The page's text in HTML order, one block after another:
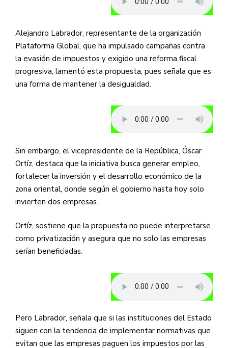
Alejandro Labrador, representante de la organización
Plataforma Global, que ha impulsado campañas contra
la evasión de impuestos y exigido una reforma fiscal
progresiva, lamentó esta propuesta, pues señala que es
una forma de mantener la desigualdad.
Sin embargo, el vicepresidente de la República, Óscar
Ortíz, destaca que la iniciativa busca generar empleo,
fortalecer la inversión y el desarrollo económico de la
zona oriental, donde según el gobierno hasta hoy solo
invierten dos empresas.
Ortíz, sostiene que la propuesta no puede interpretarse
como privatización y asegura que no solo las empresas
serían beneficiadas.
Pero Labrador, señala que si las instituciones del Estado
siguen con la tendencia de implementar normativas que
evitan que las empresas paguen los impuestos por las